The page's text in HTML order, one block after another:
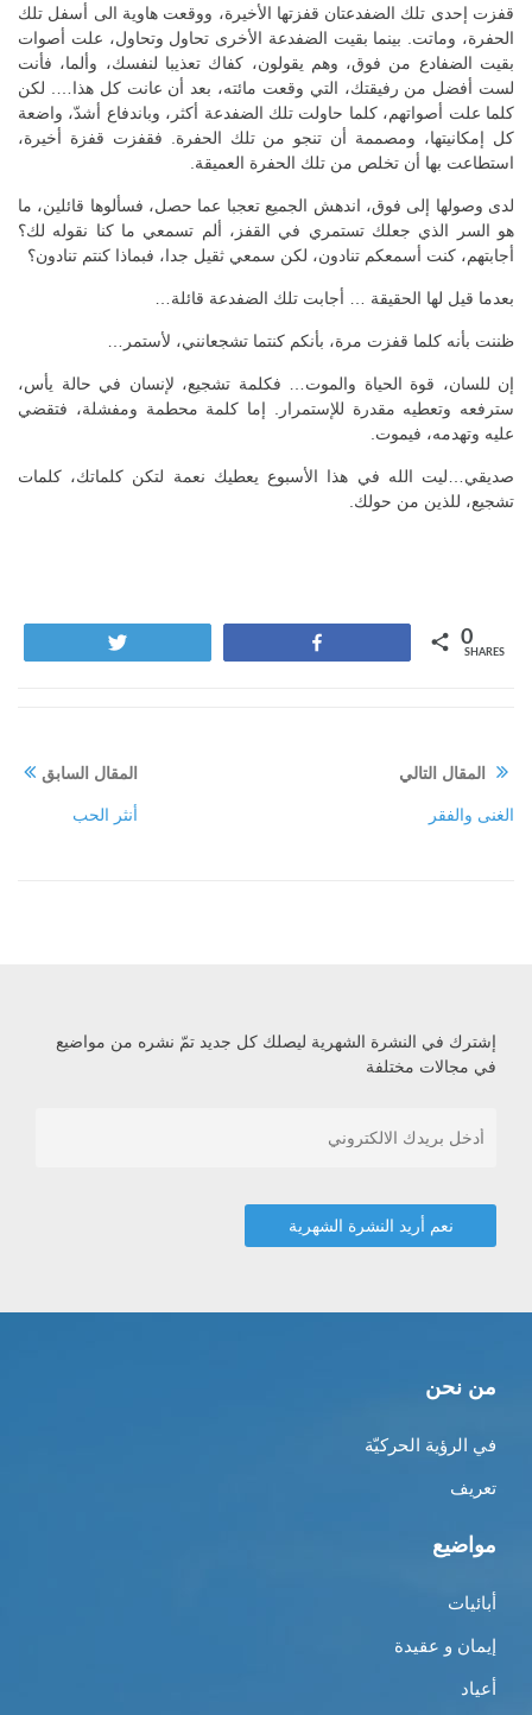
قفزت إحدى تلك الضفدعتان قفزتها الأخيرة، ووقعت هاوية الى أسفل تلك
الحفرة، وماتت. بينما بقيت الضفدعة الأخرى تحاول وتحاول، علت أصوات
بقيت الضفادع من فوق، وهم يقولون، كفاك تعذيبا لنفسك، وألما، فأنت
لست أفضل من رفيقتك، التي وقعت مائته، بعد أن عانت كل هذا…. لكن
كلما علت أصواتهم، كلما حاولت تلك الضفدعة أكثر، وباندفاع أشدّ، واضعة
كل إمكانيتها، ومصممة أن تنجو من تلك الحفرة. فقفزت قفزة أخيرة،
استطاعت بها أن تخلص من تلك الحفرة العميقة.
لدى وصولها إلى فوق، اندهش الجميع تعجبا عما حصل، فسألوها قائلين، ما
هو السر الذي جعلك تستمري في القفز، ألم تسمعي ما كنا نقوله لك؟
أجابتهم، كنت أسمعكم تنادون، لكن سمعي ثقيل جدا، فبماذا كنتم تنادون؟
بعدما قيل لها الحقيقة … أجابت تلك الضفدعة قائلة…
ظننت بأنه كلما قفزت مرة، بأنكم كنتما تشجعانني، لأستمر…
إن للسان، قوة الحياة والموت… فكلمة تشجيع، لإنسان في حالة يأس،
سترفعه وتعطيه مقدرة للإستمرار. إما كلمة محطمة ومفشلة، فتقضي
عليه وتهدمه، فيموت.
صديقي…ليت الله في هذا الأسبوع يعطيك نعمة لتكن كلماتك، كلمات
تشجيع، للذين من حولك.
0
SHARES
المقال السابق
أنثر الحب
المقال التالي
الغنى والفقر
إشترك في النشرة الشهرية ليصلك كل جديد تمّ نشره من مواضيع
في مجالات مختلفة
من نحن
في الرؤية الحركيّة
تعريف
مواضيع
أبائيات
إيمان و عقيدة
أعياد